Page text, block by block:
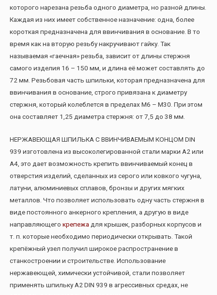
которого нарезана резьба одного диаметра, но разной длины.
Каждая из них имеет собственное назначение: одна, более
короткая предназначена для ввинчивания в основание. В то
время как на вторую резьбу накручивают гайку. Так
называемая «гаечная» резьба, зависит от длины стержня
самого изделия 16 – 150 мм, и длина её может составлять до
72 мм. Резьбовая часть шпильки, которая предназначена для
ввинчивания в основание, строго привязана к диаметру
стержня, который колеблется в пределах М6 – М30. При этом
она составляет 1,25 диаметра стержня: от 7,5 до 38 мм.
НЕРЖАВЕЮЩАЯ ШПИЛЬКА С ВВИНЧИВАЕМЫМ КОНЦОМ DIN
939 изготовлена из высоколегированной стали марки А2 или
А4, это дает возможность крепить ввинчиваемый конец в
отверстия изделий, сделанных из серого или ковкого чугуна,
латуни, алюминиевых сплавов, бронзы и других мягких
металлов. Что позволяет использовать одну часть стержня в
виде постоянного анкерного крепления, а другую в виде
направляющего крепежа для крышек, разборных корпусов и
т. п. которые необходимо периодически открывать. Такой
крепёжный узел получил широкое распространение в
станкостроении и строительстве. Использование
нержавеющей, химически устойчивой, стали позволяет
применять шпильку А2 DIN 939 в агрессивных средах, не